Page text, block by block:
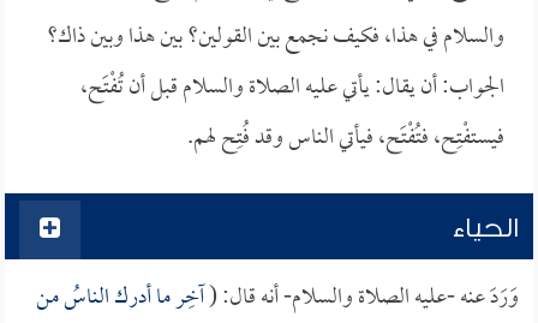
والسلام في هذا، فكيف نجمع بين القولين؟ بين هذا وبين ذاك؟
الجواب: أن يقال: يأتي عليه الصلاة والسلام قبل أن تُفْتَح،
فيستفْتِح، فتُفْتَح، فيأتي الناس وقد فُتِح لهم.
الحياء
وَرَدَ عنه -عليه الصلاة والسلام- أنه قال: (آخِر ما أدرك الناسُ من